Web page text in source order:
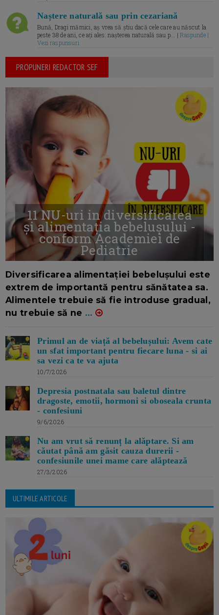
Naștere naturală sau prin cezariană
Bună, Dragi mămici, aș vrea să știu dacă cele care au născut la
peste 38 de ani, ce ați ales: nașterea naturală sau p... |Raspunde |
Vezi raspunsuri
PROPUNERI REDACTOR SEF
11 NU-uri in diversificarea
și alimentația bebelușului -
conform Academiei de
Pediatrie
Diversificarea alimentației bebelușului este
extrem de importantă pentru sănătatea sa.
Alimentele trebuie să fie introduse gradual,
nu trebuie să ne ...
Primul an de viață al bebelușului: Avem cate
un sfat important pentru fiecare luna - si ai
sa vezi ca te va ajuta
10/7/2026
Depresia postnatala sau baletul dintre
dragoste, emotii, hormoni si oboseala crunta
- confesiuni
9/6/2026
Nu am vrut să renunț la alăptare. Si am
căutat până am găsit cauza durerii -
confesiunile unei mame care alăptează
27/3/2026
ULTIMILE ARTICOLE